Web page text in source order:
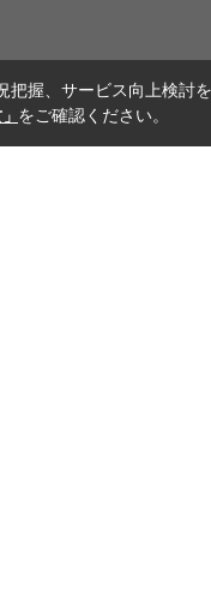
把握、サービス向上検討
をご確認ください。